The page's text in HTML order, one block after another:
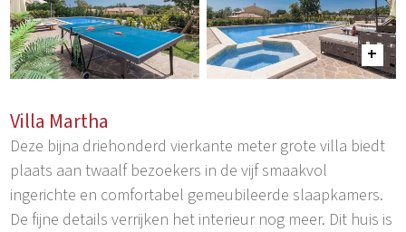
Villa Martha
Deze bijna driehonderd vierkante meter grote villa biedt
plaats aan twaalf bezoekers in de vijf smaakvol
ingerichte en comfortabel gemeubileerde slaapkamers.
De fijne details verrijken het interieur nog meer. Dit huis is